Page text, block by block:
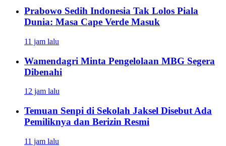
Prabowo Sedih Indonesia Tak Lolos Piala
Dunia: Masa Cape Verde Masuk
11 jam lalu
Wamendagri Minta Pengelolaan MBG Segera
Dibenahi
12 jam lalu
Temuan Senpi di Sekolah Jaksel Disebut Ada
Pemiliknya dan Berizin Resmi
11 jam lalu